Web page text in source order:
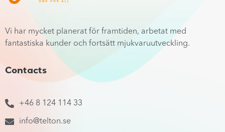
Vi har mycket planerat för framtiden, arbetat med
fantastiska kunder och fortsätt mjukvaruutveckling.
Contacts
+46 8 124 114 33
info@telton.se